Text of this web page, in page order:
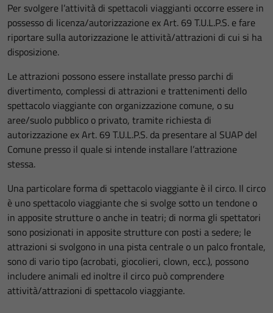
Per svolgere l’attività di spettacoli viaggianti occorre essere in
possesso di licenza/autorizzazione ex Art. 69 T.U.L.P.S. e fare
riportare sulla autorizzazione le attività/attrazioni di cui si ha
disposizione.
Le attrazioni possono essere installate presso parchi di
divertimento, complessi di attrazioni e trattenimenti dello
spettacolo viaggiante con organizzazione comune, o su
aree/suolo pubblico o privato, tramite richiesta di
autorizzazione ex Art. 69 T.U.L.P.S. da presentare al SUAP del
Comune presso il quale si intende installare l’attrazione
stessa.
Una particolare forma di spettacolo viaggiante è il circo. Il circo
è uno spettacolo viaggiante che si svolge sotto un tendone o
in apposite strutture o anche in teatri; di norma gli spettatori
sono posizionati in apposite strutture con posti a sedere; le
attrazioni si svolgono in una pista centrale o un palco frontale,
sono di vario tipo (acrobati, giocolieri, clown, ecc.), possono
includere animali ed inoltre il circo può comprendere
attività/attrazioni di spettacolo viaggiante.